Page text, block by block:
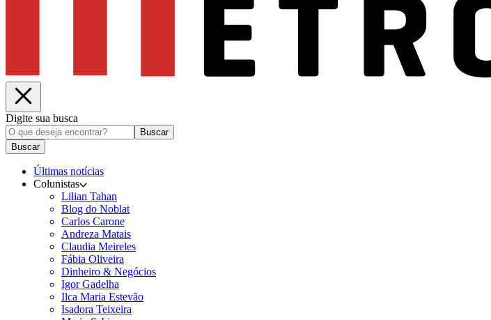
Digite sua busca
Buscar
Buscar
Últimas notícias
Colunistas
Lilian Tahan
Blog do Noblat
Carlos Carone
Andreza Matais
Claudia Meireles
Fábia Oliveira
Dinheiro & Negócios
Igor Gadelha
Ilca Maria Estevão
Isadora Teixeira